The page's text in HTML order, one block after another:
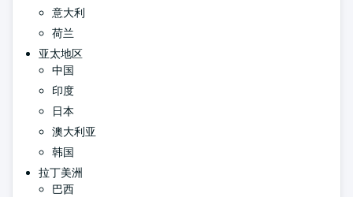
意大利
荷兰
亚太地区
中国
印度
日本
澳大利亚
韩国
拉丁美洲
巴西